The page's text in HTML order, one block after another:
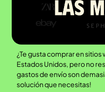
¿Te gusta comprar en
Estados Unidos, pero no
gastos de envío son
solución que necesitas!